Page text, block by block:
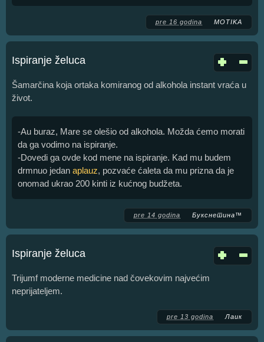
pre 16 godina MOTIKA
Ispiranje želuca
Šamarčina koja ortaka komiranog od alkohola instant vraća u
život.
-Au buraz, Mare se olešio od alkohola. Možda ćemo morati
da ga vodimo na ispiranje.
-Dovedi ga ovde kod mene na ispiranje. Kad mu budem
drmnuo jedan aplauz, pozvaće ćaleta da mu prizna da je
onomad ukrao 200 kinti iz kućnog budžeta.
pre 14 godina Букснетина™
Ispiranje želuca
Trijumf moderne medicine nad čovekovim najvećim
neprijateljem.
pre 13 godina Лаик